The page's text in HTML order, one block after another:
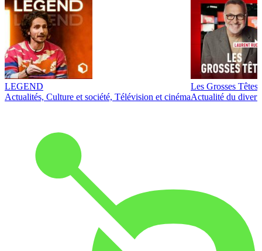
LEGEND
Actualités, Culture et société, Télévision et cinéma
Les Grosses Têtes
Actualité du